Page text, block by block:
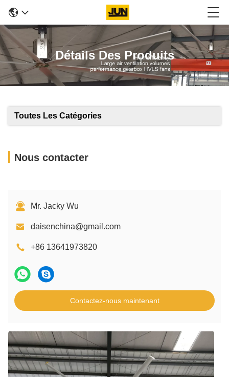
Détails Des Produits
Toutes Les Catégories
Nous contacter
Mr. Jacky Wu
daisenchina@gmail.com
+86 13641973820
Contactez-nous maintenant